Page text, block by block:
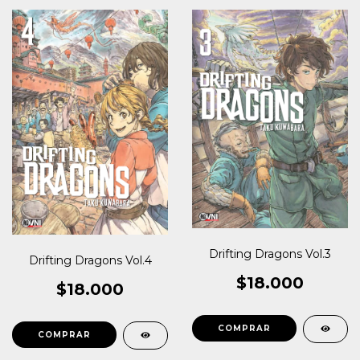
Drifting Dragons Vol.4
$18.000
Drifting Dragons Vol.3
$18.000